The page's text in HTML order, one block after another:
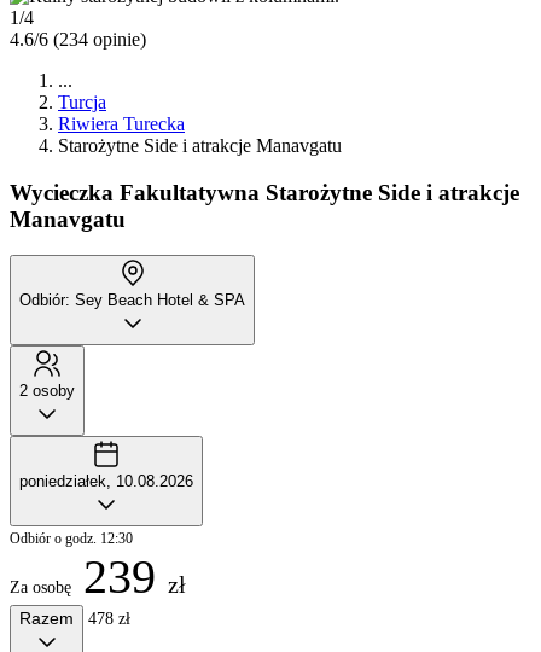
1/4
4.6/6 (234 opinie)
...
Turcja
Riwiera Turecka
Starożytne Side i atrakcje Manavgatu
Wycieczka Fakultatywna Starożytne Side i atrakcje
Manavgatu
Odbiór: Sey Beach Hotel & SPA
2 osoby
poniedziałek, 10.08.2026
Odbiór o godz. 12:30
Za osobę 239 zł
Razem 478 zł